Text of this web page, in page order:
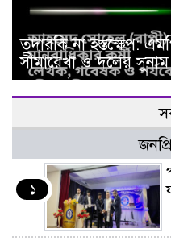
তদারকি না হস্তক্ষেপ:
সীমারেখা ও দলের সুনাম
১